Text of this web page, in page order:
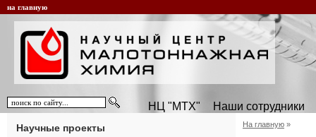
на главную
НЦ "МТХ" Наши сотрудники
Научные проекты
На главную »